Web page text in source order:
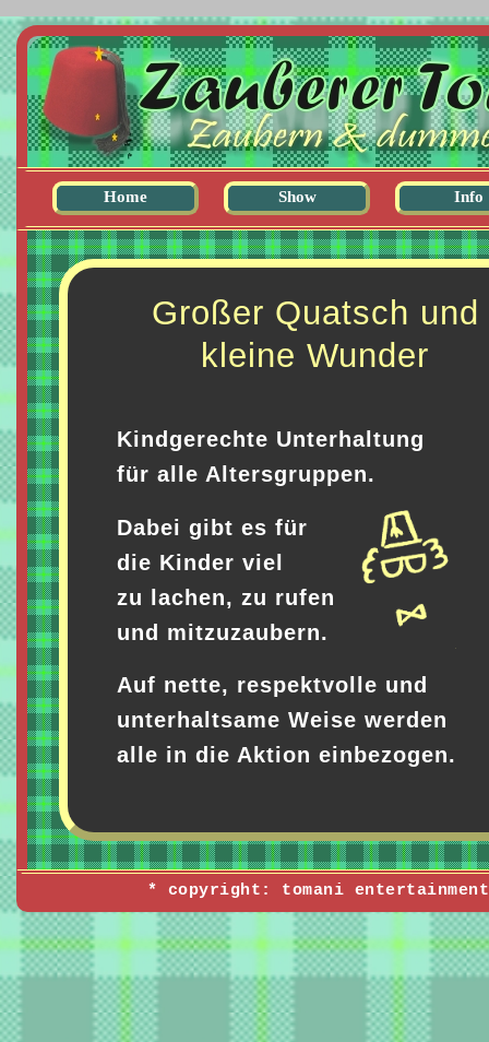
Home
zur Startseite
Show
Zaubershow
Kinderprogramm
Close-Up
Bauchreden
Info
Presse
Zur
Großer Quatsch und
kleine Wunder
Kindgerechte Unterhaltung
für alle Altersgruppen.
Dabei gibt es für
die Kinder viel
zu lachen, zu rufen
und mitzuzaubern.
Auf nette, respektvolle und
unterhaltsame Weise werden
alle in die Aktion einbezogen.
* copyright: tomani entertainment